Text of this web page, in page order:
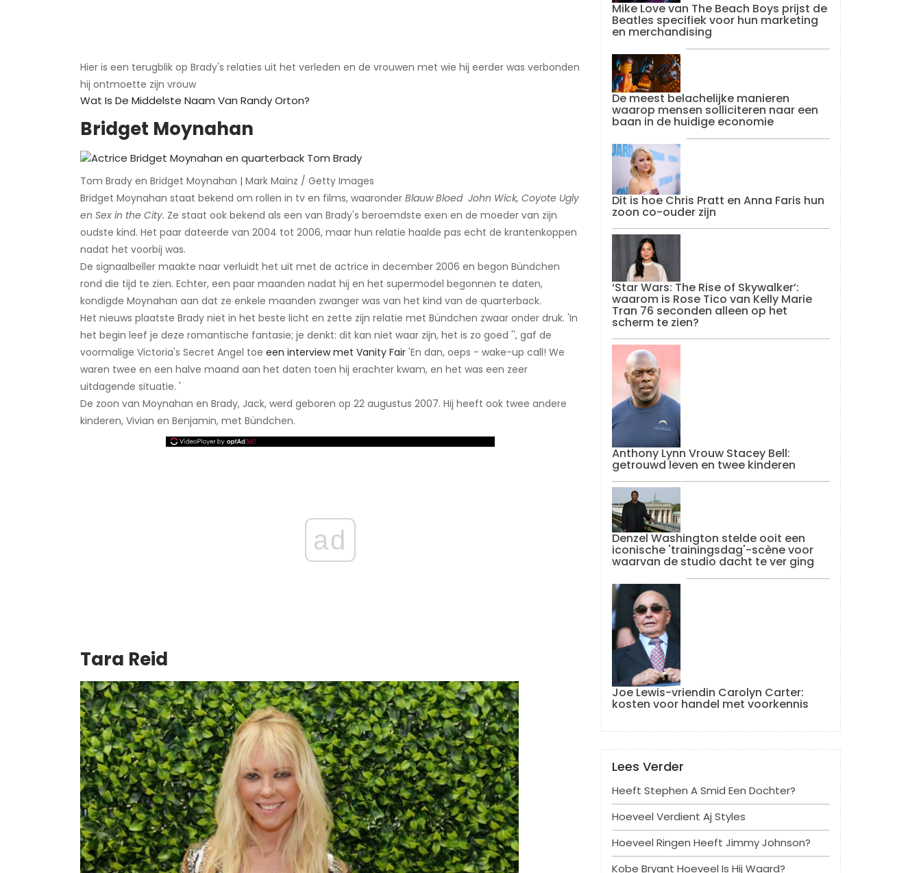
Hier is een terugblik op Brady's relaties uit het verleden en de vrouwen met wie hij eerder was verbonden
hij ontmoette zijn vrouw ​
Wat Is De Middelste Naam Van Randy Orton?
Bridget Moynahan
Tom Brady en Bridget Moynahan | Mark Mainz / Getty Images
Bridget Moynahan staat bekend om rollen in tv en films, waaronder Blauw Bloed​ John Wick, Coyote Ugly
en Sex in the City. Ze staat ook bekend als een van Brady's beroemdste exen en de moeder van zijn
oudste kind. Het paar dateerde van 2004 tot 2006, maar hun relatie haalde pas echt de krantenkoppen
nadat het voorbij was.
De signaalbeller maakte naar verluidt het uit met de actrice in december 2006 en begon Bündchen
rond die tijd te zien. Echter, een paar maanden nadat hij en het supermodel begonnen te daten,
kondigde Moynahan aan dat ze enkele maanden zwanger was van het kind van de quarterback.
Het nieuws plaatste Brady niet in het beste licht en zette zijn relatie met Bündchen zwaar onder druk. 'In
het begin leef je deze romantische fantasie; je denkt: dit kan niet waar zijn, het is zo goed '', gaf de
voormalige Victoria's Secret Angel toe een interview met Vanity Fair ​'En dan, oeps - wake-up call! We
waren twee en een halve maand aan het daten toen hij erachter kwam, en het was een zeer
uitdagende situatie. '
De zoon van Moynahan en Brady, Jack, werd geboren op 22 augustus 2007. Hij heeft ook twee andere
kinderen, Vivian en Benjamin, met Bündchen.
ad
Tara Reid
Mike Love van The Beach Boys prijst de
Beatles specifiek voor hun marketing
en merchandising
De meest belachelijke manieren
waarop mensen solliciteren naar een
baan in de huidige economie
Dit is hoe Chris Pratt en Anna Faris hun
zoon co-ouder zijn
‘Star Wars: The Rise of Skywalker’:
waarom is Rose Tico van Kelly Marie
Tran 76 seconden alleen op het
scherm te zien?
Anthony Lynn Vrouw Stacey Bell:
getrouwd leven en twee kinderen
Denzel Washington stelde ooit een
iconische 'trainingsdag'-scène voor
waarvan de studio dacht te ver ging
Joe Lewis-vriendin Carolyn Carter:
kosten voor handel met voorkennis
Lees Verder
Heeft Stephen A Smid Een Dochter?
Hoeveel Verdient Aj Styles
Hoeveel Ringen Heeft Jimmy Johnson?
Kobe ​​bryant Hoeveel Is Hij Waard?